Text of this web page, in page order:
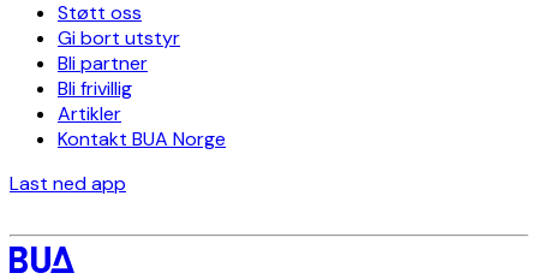
Støtt oss
Gi bort utstyr
Bli partner
Bli frivillig
Artikler
Kontakt BUA Norge
Last ned app